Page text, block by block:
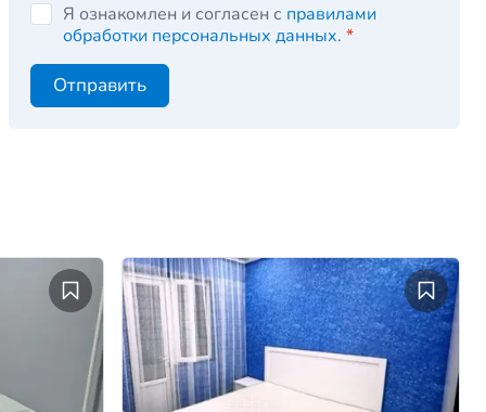
Я ознакомлен и согласен с правилами
обработки персональных данных. *
Отправить